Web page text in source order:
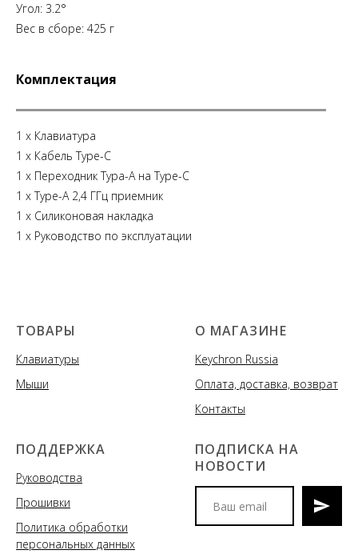
Угол: 3.2°
Вес в сборе: 425 г
Комплектация
1 x Клавиатура
1 x Кабель Type-C
1 x Переходник Typa-A на Type-C
1 x Type-A 2,4 ГГц приемник
1 х Силиконовая накладка
1 х Руководство по эксплуатации
ТОВАРЫ
Клавиатуры
Мыши
О МАГАЗИНЕ
Keychron Russia
Оплата, доставка, возврат
Контакты
ПОДДЕРЖКА
Руководства
Прошивки
Политика обработки
персональных данных
ПОДПИСКА НА
НОВОСТИ